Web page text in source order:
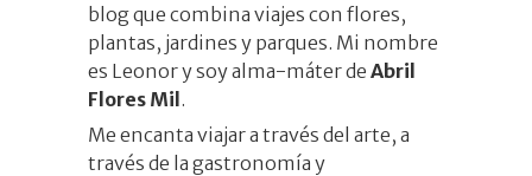
blog que combina viajes con flores,
plantas, jardines y parques. Mi nombre
es Leonory soy alma-máter de Abril
Flores Mil.
Me encanta viajar a través del arte, a
través de la gastronomía y